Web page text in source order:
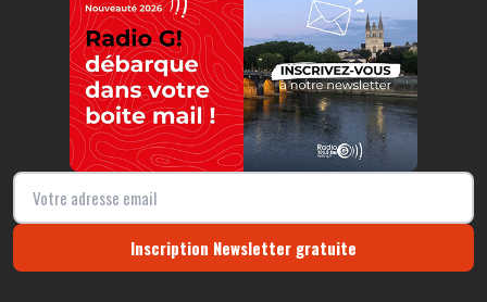
Inscription Newsletter gratuite